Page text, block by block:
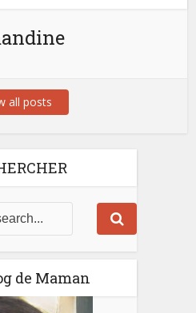
all posts
de Maman